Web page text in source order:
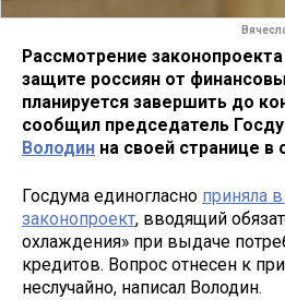
Рассмотрение
защите россиян от
планируется завершить до
сообщил председатель
Володин на своей странице в
Госдума единогласно приняла
законопроект, вводящий
охлаждения» при выдаче
кредитов. Вопрос отнесен к
неслучайно, написал Володин.